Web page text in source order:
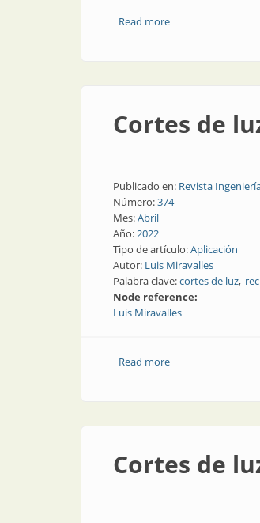
Read moreabout Medidas
Cortes de
Publicado en: Revista
Número:374
Mes:Abril
Año:2022
Tipo de artículo:Aplicación
Autor: Luis Miravalles
Palabra clave:cortes de luz
Node reference:
Luis Miravalles
Read moreabout Cortes de
Cortes de